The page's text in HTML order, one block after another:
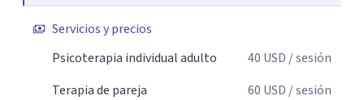
Servicios y precios
Psicoterapia individual adulto
40 USD / sesión
Terapia de pareja
60 USD / sesión